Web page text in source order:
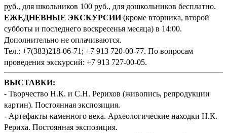
руб., для школьников 100 руб., для дошкольников бесплатно.
ЕЖЕДНЕВНЫЕ ЭКСКУРСИИ(кроме вторника, второй
субботы и последнего воскресенья месяца) в 14:00.
Дополнительно не оплачиваются.
Тел.: +7(383)218-06-71; +7 913 720-00-77. По вопросам
проведения экскурсий: +7 913 727-00-05.
ВЫСТАВКИ:
- Творчество Н.К. и С.Н. Рерихов (живопись, репродукции
картин). Постоянная экспозиция.
- Артефакты каменного века. Археологические находки Н.К.
Рериха. Постоянная экспозиция.